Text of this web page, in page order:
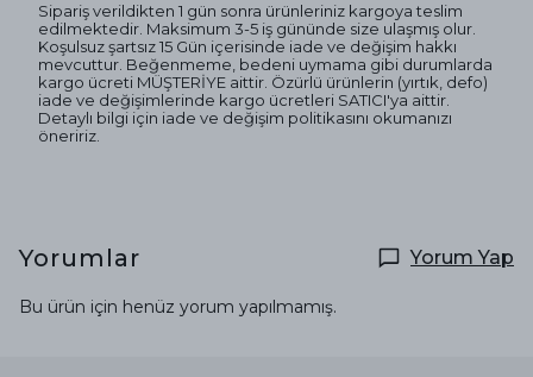
Sipariş verildikten 1 gün sonra ürünleriniz kargoya teslim
edilmektedir. Maksimum 3-5 iş gününde size ulaşmış olur.
Koşulsuz şartsız 15 Gün içerisinde iade ve değişim hakkı
mevcuttur. Beğenmeme, bedeni uymama gibi durumlarda
kargo ücreti MÜŞTERİYE aittir. Özürlü ürünlerin (yırtık, defo)
iade ve değişimlerinde kargo ücretleri SATICI'ya aittir.
Detaylı bilgi için iade ve değişim politikasını okumanızı
öneririz.
Yorumlar Yorum Yap
Bu ürün için henüz yorum yapılmamış.